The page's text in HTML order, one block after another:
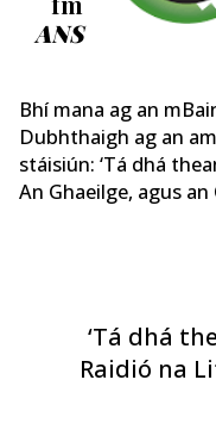
ANS
Bhí mana ag an
Dubhthaigh ag an
stáisiún: ‘Tá dhá
An Ghaeilge, agus an
‘Tá dhá
Raidió na